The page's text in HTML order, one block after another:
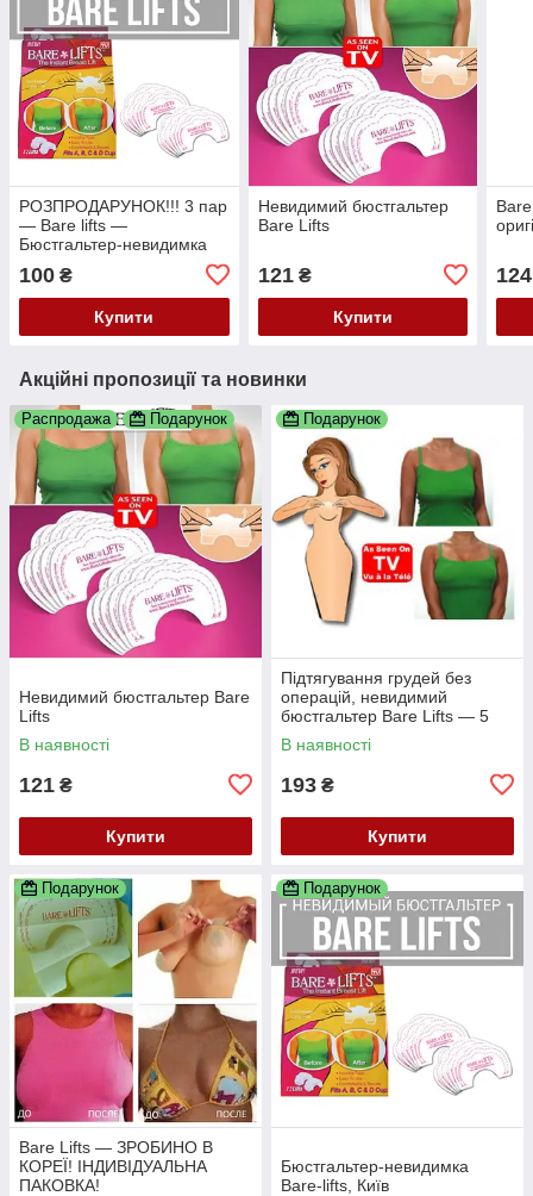
РОЗПРОДАРУНОК!!! 3 пар
— Bare lifts —
Бюстгальтер-невидимка
100 ₴
Купити
Невидимий бюстгальтер
Bare Lifts
121₴
Купити
124
Акційні пропозиції та новинки
Распродажа Подарунок
Невидимий бюстгальтер Bare
Lifts
В наявності
121 ₴
Купити
Подарунок
Підтягування грудей без
операцій, невидимий
бюстгальтер Bare Lifts — 5
пар
В наявності
193 ₴
Купити
Подарунок
Bare Lifts — ЗРОБИНО В
КОРЕЇ! ІНДИВІДУАЛЬНА
ПАКОВКА!
Подарунок
Бюстгальтер-невидимка
Bare-lifts, Київ